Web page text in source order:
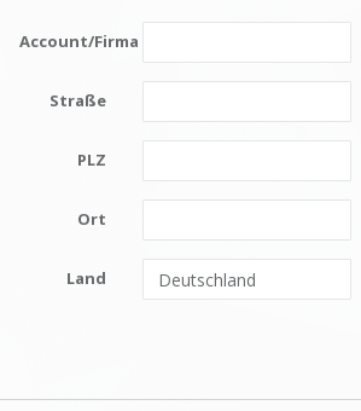
Account/Firma
Straße
PLZ
Ort
Land